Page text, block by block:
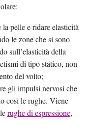
pelle e ridare elasticità
le zone che si sono
sull’elasticità della
di tipo statico, non
del volto;
gli impulsi nervosi che
così le rughe. Viene
rughe di espressione,